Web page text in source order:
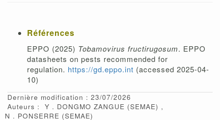
Références
EPPO (2025) Tobamovirus fructirugosum. EPPO
datasheets on pests recommended for
regulation. https://gd.eppo.int (accessed 2025-04-
10)
Dernière modification : 23/07/2026
Auteurs :
Y DONGMO ZANGUE (SEMAE)
N
PONSERRE (SEMAE)